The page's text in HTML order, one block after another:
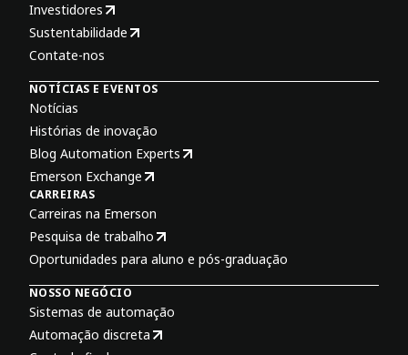
Investidores
Sustentabilidade
Contate-nos
NOTÍCIAS E EVENTOS
Notícias
Histórias de inovação
Blog Automation Experts
Emerson Exchange
CARREIRAS
Carreiras na Emerson
Pesquisa de trabalho
Oportunidades para aluno e pós-graduação
NOSSO NEGÓCIO
Sistemas de automação
Automação discreta